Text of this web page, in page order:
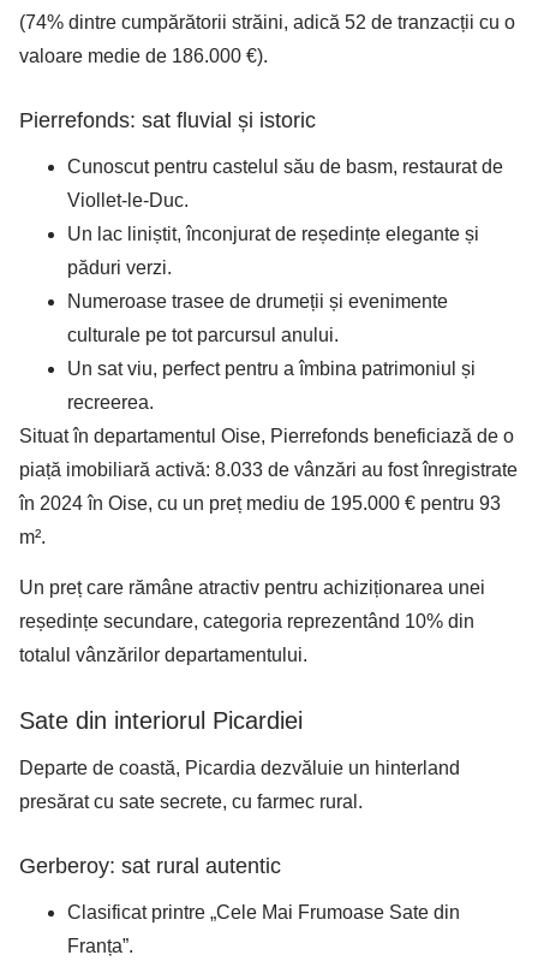
(74% dintre cumpărătorii străini, adică 52 de tranzacții cu o
valoare medie de 186.000 €).
Pierrefonds: sat fluvial și istoric
Cunoscut pentru castelul său de basm, restaurat de
Viollet-le-Duc.
Un lac liniștit, înconjurat de reședințe elegante și
păduri verzi.
Numeroase trasee de drumeții și evenimente
culturale pe tot parcursul anului.
Un sat viu, perfect pentru a îmbina patrimoniul și
recreerea.
Situat în departamentul Oise, Pierrefonds beneficiază de o
piață imobiliară activă: 8.033 de vânzări au fost înregistrate
în 2024 în Oise, cu un preț mediu de 195.000 € pentru 93
m².
Un preț care rămâne atractiv pentru achiziționarea unei
reședințe secundare, categoria reprezentând 10% din
totalul vânzărilor departamentului.
Sate din interiorul Picardiei
Departe de coastă, Picardia dezvăluie un hinterland
presărat cu sate secrete, cu farmec rural.
Gerberoy: sat rural autentic
Clasificat printre „Cele Mai Frumoase Sate din
Franța”.